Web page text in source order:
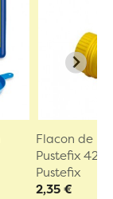
Flacon de
Pustefix 42...
Pustefix
2,35 €